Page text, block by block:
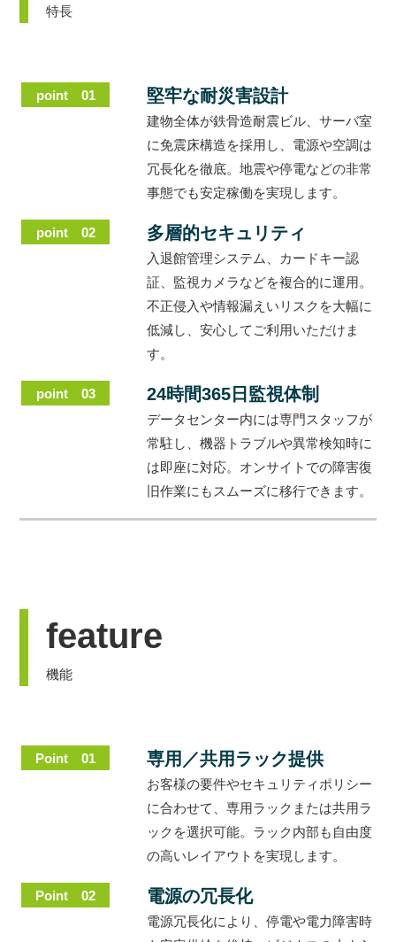
特長
point 01 堅牢な耐災害設計
建物全体が鉄骨造耐震ビル、サーバ室
に免震床構造を採用し、電源や空調は
冗長化を徹底。地震や停電などの非常
事態でも安定稼働を実現します。
point 02 多層的セキュリティ
入退館管理システム、カードキー認
証、監視カメラなどを複合的に運用。
不正侵入や情報漏えいリスクを大幅に
低減し、安心してご利用いただけま
す。
point 03 24時間365日監視体制
データセンター内には専門スタッフが
常駐し、機器トラブルや異常検知時に
は即座に対応。オンサイトでの障害復
旧作業にもスムーズに移行できます。
feature
機能
Point 01 専用／共用ラック提供
お客様の要件やセキュリティポリシー
に合わせて、専用ラックまたは共用ラ
ックを選択可能。ラック内部も自由度
の高いレイアウトを実現します。
Point 02 電源の冗長化
電源冗長化により、停電や電力障害時